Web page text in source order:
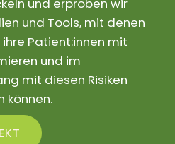
und Tools, mit denen
Patient:innen mit
und im
mit diesen Risiken
können.